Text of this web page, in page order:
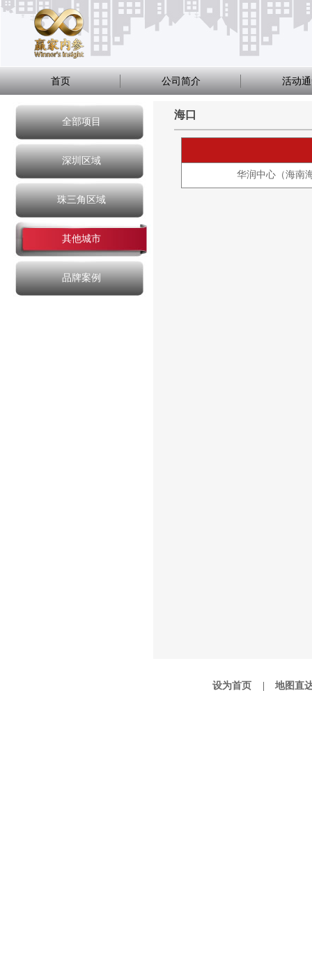
首页 公司简介 活动
全部项目
深圳区域
珠三角区域
其他城市
品牌案例
海口
华润中心（海南
设为首页 | 地图